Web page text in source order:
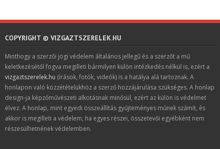
COPYRIGHT © VIZGAZTSZERELEK.HU
Minthogy a szerzői jogi védelem általános jellegű és a szerzőt a mű
keletkezésétől fogva megilleti bármilyen külön intézkedés nélkül is, ezért a
vizgaztszerelek.hu (írások, fotók, videók) is a hatálya alá tartoznak. A
honlapon való közzétételükhöz a szerző hozzájárulása szükséges. A honlap
design-ja képzőművészeti alkotásnak minősül, ezért az külön is védelmet
élvez. A honlap, mint egyedi összeállítás gyűjteményes műnek számít, és
akkor is megilleti a védelem, ha egyes részei, összetevői egyébként nem
részesülhetnének védelemben.